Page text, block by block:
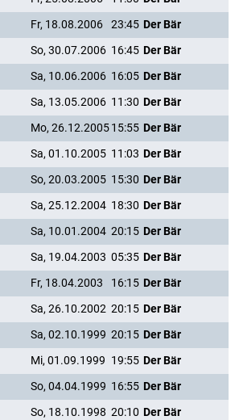
Fr, 18.08.2006 23:45 Der Bär
So, 30.07.2006 16:45 Der Bär
Sa, 10.06.2006 16:05 Der Bär
Sa, 13.05.2006 11:30 Der Bär
Mo, 26.12.200515:55 Der Bär
Sa, 01.10.2005 11:03 Der Bär
So, 20.03.2005 15:30 Der Bär
Sa, 25.12.2004 18:30 Der Bär
Sa, 10.01.2004 20:15 Der Bär
Sa, 19.04.2003 05:35 Der Bär
Fr, 18.04.2003 16:15 Der Bär
Sa, 26.10.2002 20:15 Der Bär
Sa, 02.10.1999 20:15 Der Bär
Mi, 01.09.1999 19:55 Der Bär
So, 04.04.1999 16:55 Der Bär
So, 18.10.1998 20:10 Der Bär